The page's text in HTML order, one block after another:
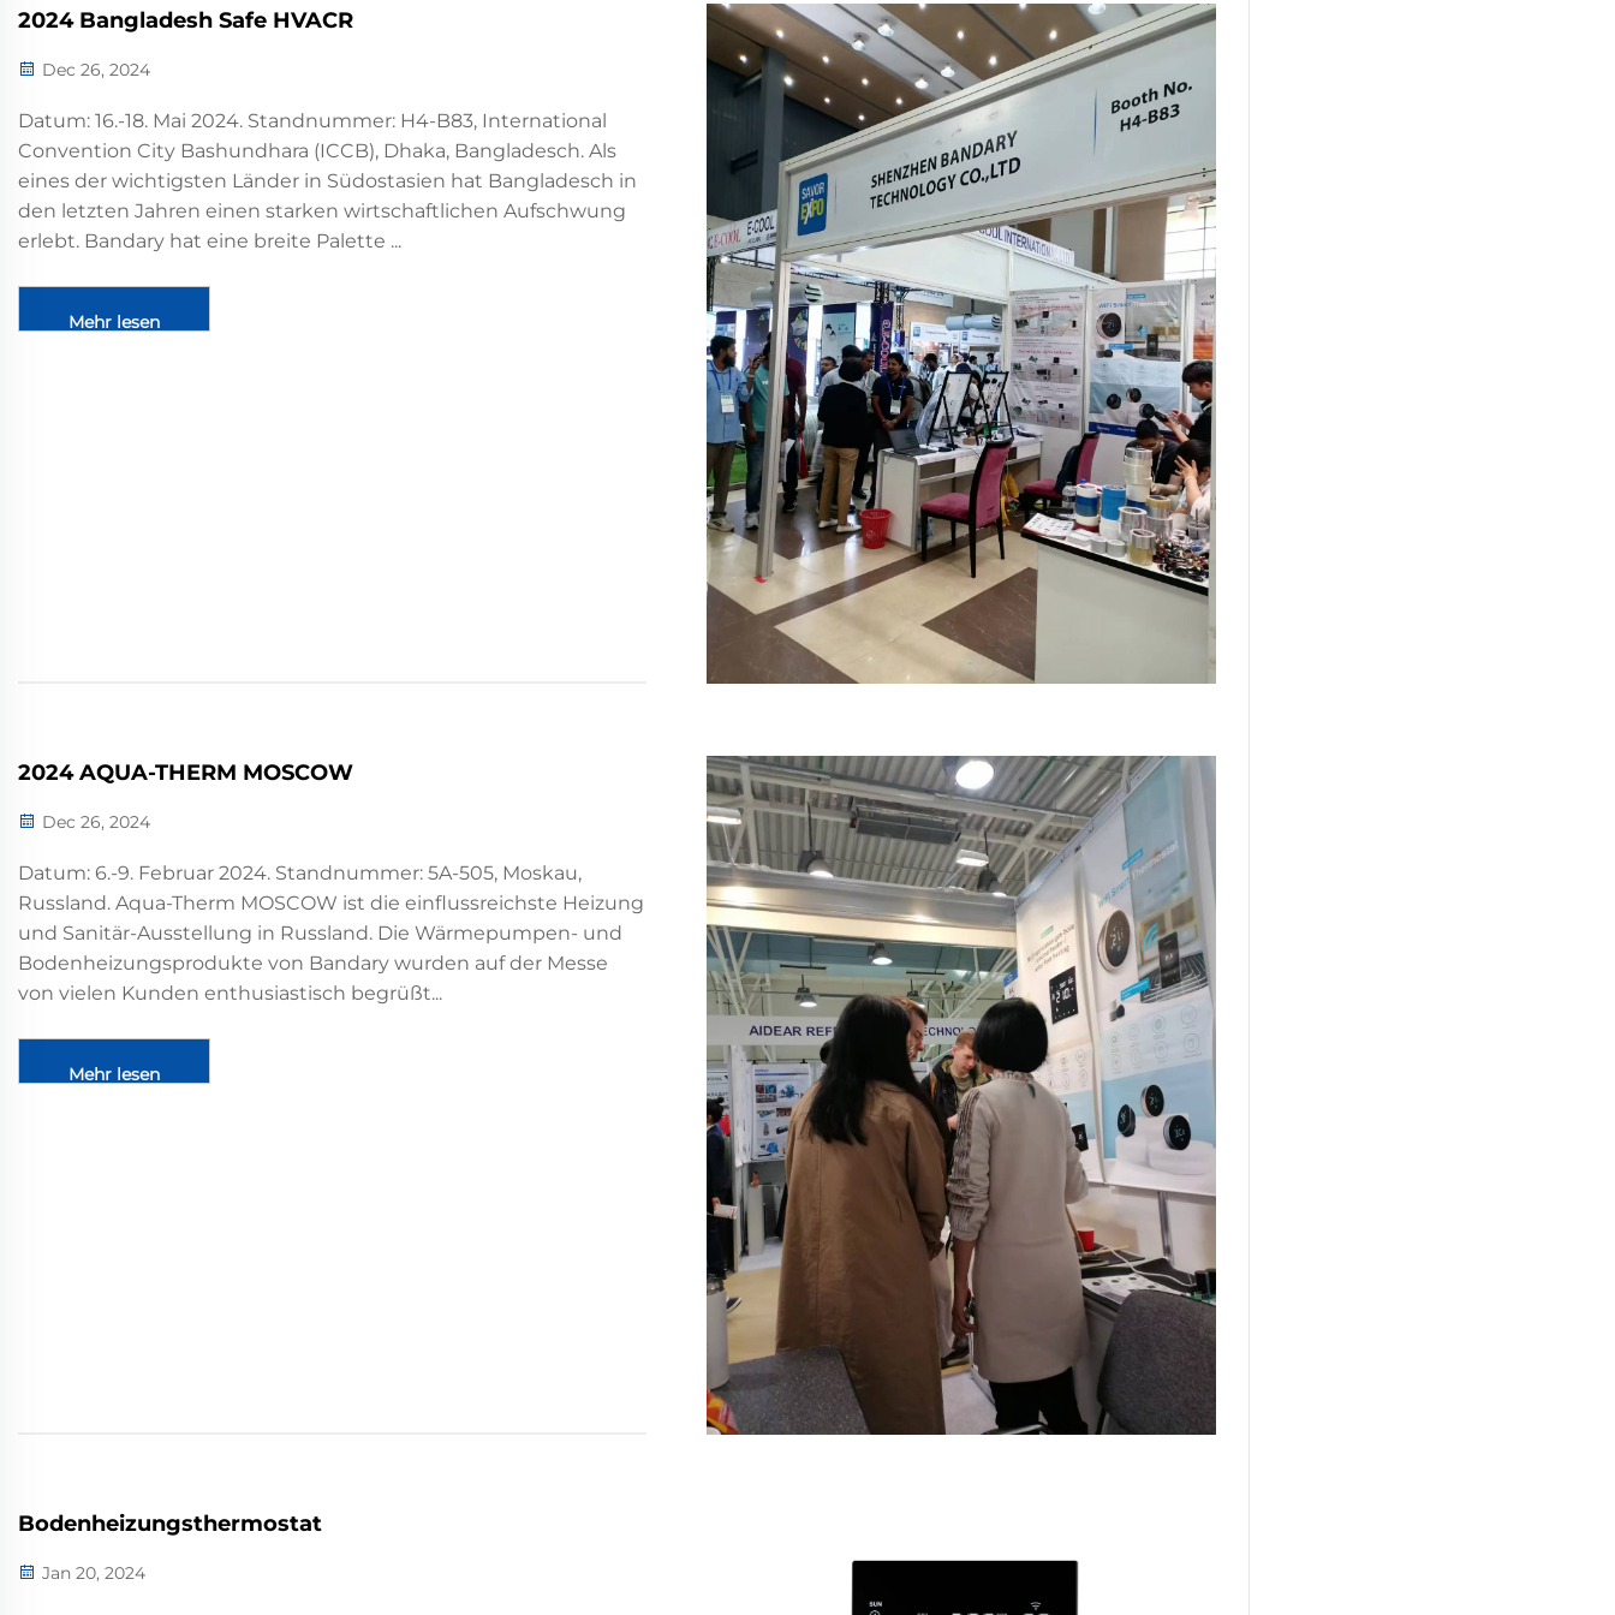
2024 Bangladesh Safe HVACR
Dec 26, 2024
Datum: 16.-18. Mai 2024. Standnummer: H4-B83, International
Convention City Bashundhara (ICCB), Dhaka, Bangladesch. Als
eines der wichtigsten Länder in Südostasien hat Bangladesch in
den letzten Jahren einen starken wirtschaftlichen Aufschwung
erlebt. Bandary hat eine breite Palette ...
Mehr lesen
2024 AQUA-THERM MOSCOW
Dec 26, 2024
Datum: 6.-9. Februar 2024. Standnummer: 5A-505, Moskau,
Russland. Aqua-Therm MOSCOW ist die einflussreichste Heizung
und Sanitär-Ausstellung in Russland. Die Wärmepumpen- und
Bodenheizungsprodukte von Bandary wurden auf der Messe
von vielen Kunden enthusiastisch begrüßt...
Mehr lesen
Bodenheizungsthermostat
Jan 20, 2024